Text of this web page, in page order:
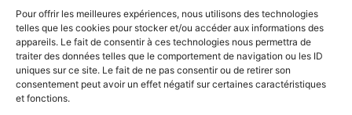
Pour offrir les meilleures expériences, nous utilisons des technologies
telles que les cookies pour stocker et/ou accéder aux informations des
appareils. Le fait de consentir à ces technologies nous permettra de
traiter des données telles que le comportement de navigation ou les ID
uniques sur ce site. Le fait de ne pas consentir ou de retirer son
consentement peut avoir un effet négatif sur certaines caractéristiques
et fonctions.